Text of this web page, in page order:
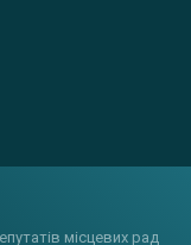
місцевих рад